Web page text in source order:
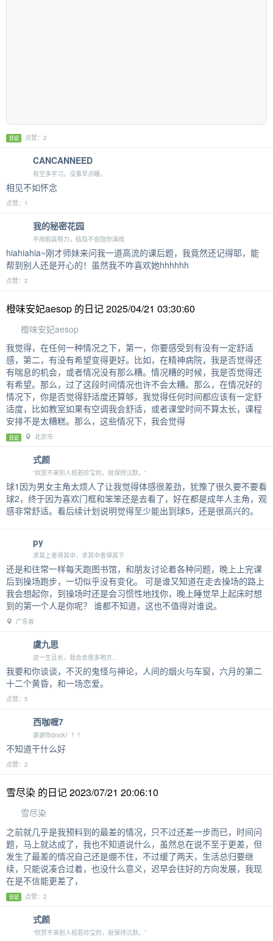
日记 点赞：2
CANCANNEED
有空多学习，没事早点睡。
相见不如怀念
点赞：1
我的秘密花园
不用假装努力，结局不会陪你演戏
hiahiahia~刚才师妹来问我一道高流的课后题，我竟然还记得耶，能
帮到别人还是开心的！虽然我不咋喜欢她hhhhhh
点赞：2
橙味安妃aesop 的日记 2025/04/21 03:30:60
橙味安妃aesop
我觉得，在任何一种情况之下，第一，你要感受到有没有一定舒适
感，第二，有没有希望变得更好。比如，在精神病院，我是否觉得还
有喘息的机会，或者情况没有那么糟。情况糟的时候，我是否觉得还
有希望。那么，过了这段时间情况也许不会太糟。那么，在情况好的
情况下，你是否觉得舒适度还算够，我觉得任何时间都应该有一定舒
适度，比如教室如果有空调我会舒适，或者课堂时间不算太长，课程
安排不是太糟糕。那么，这些情况下，我会觉得
日记 北京市
式颜
“欣赏不来别人视若珍宝的，就保持沉默。”
球1因为男女主角太烦人了让我觉得体感很差劲，犹豫了很久要不要看
球2，终于因为喜欢门框和笨笨还是去看了，好在都是成年人主角，观
感非常舒适。看后续计划说明觉得至少能出到球5，还是很高兴的。
py
求其上者得其中，求其中者得其下
还是和往常一样每天跑图书馆，和朋友讨论着各种问题，晚上上完课
后到操场跑步，一切似乎没有变化。 可是谁又知道在走去操场的路上
我会想起你，到操场时还是会习惯性地找你，晚上睡觉早上起床时想
到的第一个人是你呢？ 谁都不知道，这也不值得对谁说。
广东省
虞九思
这一生且长，我会去很多地方...
我要和你谈谈，不灭的鬼怪与神论，人间的烟火与车窗，六月的第二
十二个黄昏，和一场恋爱。
点赞：5
西咖喱7
谢谢你dratk！！！
不知道干什么好
点赞：2
雪尽染 的日记 2023/07/21 20:06:10
雪尽染
之前就几乎是我预料到的最差的情况，只不过还差一步而已，时间问
题，马上就达成了，我也不知道说什么，虽然总在说不至于更差，但
发生了最差的情况自己还是绷不住，不过缓了两天，生活总归要继
续，只能说凑合过着，也没什么意义，迟早会往好的方向发展，我现
在是不信能更差了，
日记 点赞：2
式颜
“欣赏不来别人视若珍宝的，就保持沉默。”